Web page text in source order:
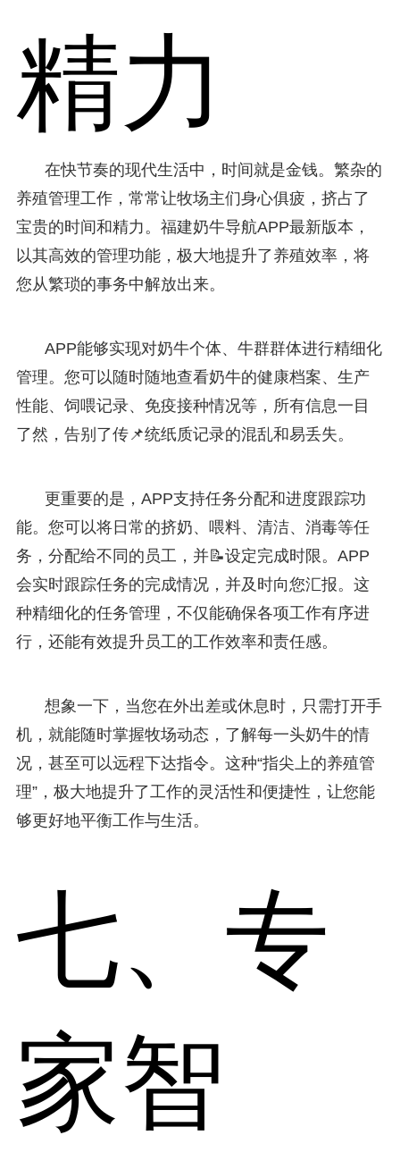
精力
在快节奏的现代生活中，时间就是金钱。繁杂的
养殖管理工作，常常让牧场主们身心俱疲，挤占了
宝贵的时间和精力。福建奶牛导航APP最新版本，
以其高效的管理功能，极大地提升了养殖效率，将
您从繁琐的事务中解放出来。
APP能够实现对奶牛个体、牛群群体进行精细化
管理。您可以随时随地查看奶牛的健康档案、生产
性能、饲喂记录、免疫接种情况等，所有信息一目
了然，告别了传📌统纸质记录的混乱和易丢失。
更重要的是，APP支持任务分配和进度跟踪功
能。您可以将日常的挤奶、喂料、清洁、消毒等任
务，分配给不同的员工，并📝设定完成时限。APP
会实时跟踪任务的完成情况，并及时向您汇报。这
种精细化的任务管理，不仅能确保各项工作有序进
行，还能有效提升员工的工作效率和责任感。
想象一下，当您在外出差或休息时，只需打开手
机，就能随时掌握牧场动态，了解每一头奶牛的情
况，甚至可以远程下达指令。这种“指尖上的养殖管
理”，极大地提升了工作的灵活性和便捷性，让您能
够更好地平衡工作与生活。
七、专
家智